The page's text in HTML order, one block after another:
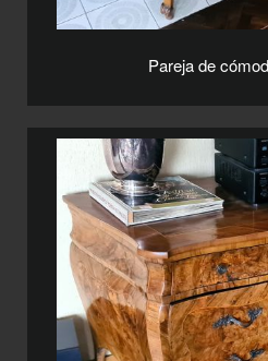
Pareja de